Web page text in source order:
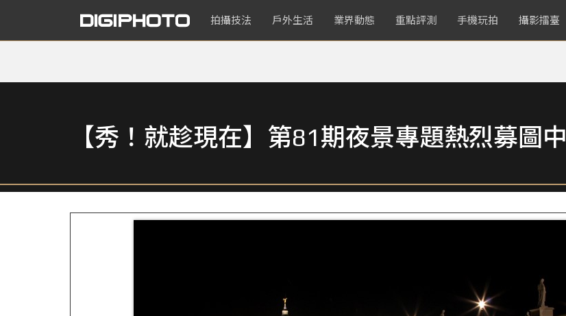
拍攝技法 戶外生活 業界動態 重點評測 手機玩拍 攝影擂臺
【秀！就趁現在】第81期夜景專題熱烈募圖中